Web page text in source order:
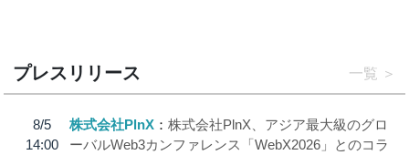
プレスリリース 一覧
8/5
14:00
株式会社PlnX
株式会社PlnX、アジア最大級のグロ
ーバルWeb3カンファレンス「WebX2026」とのコラ